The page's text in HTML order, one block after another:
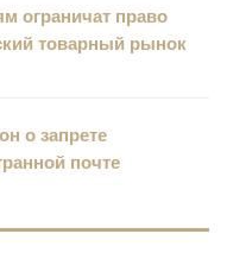
ограничат право
товарный рынок
о запрете
почте